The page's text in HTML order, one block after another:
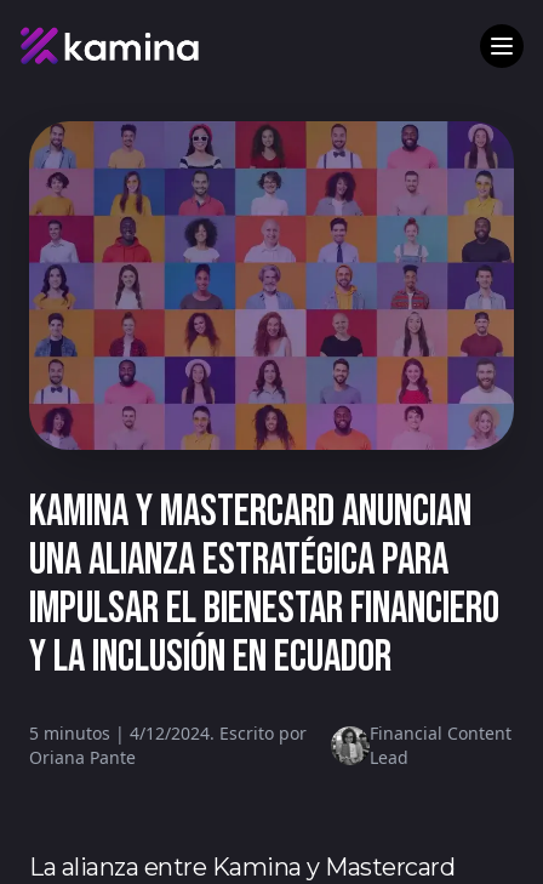
Kamina y Mastercard anuncian
una alianza estratégica para
impulsar el bienestar financiero
y la inclusión en Ecuador
5 minutos | 4/12/2024. Escrito por
Oriana Pante
Financial Content
Lead
La alianza entre Kamina y Mastercard